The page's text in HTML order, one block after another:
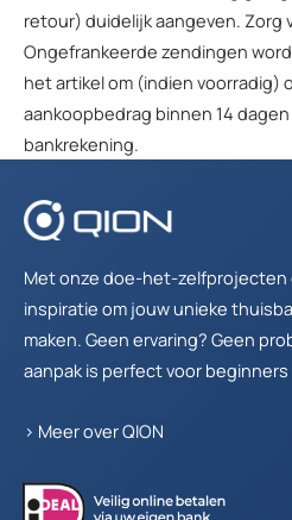
retour) duidelijk aangeven. Zorg
Ongefrankeerde zendingen
het artikel om (indien voorradig)
aankoopbedrag binnen 14
bankrekening.
Met onze doe-het-zelfprojecten
inspiratie om jouw unieke
maken. Geen ervaring? Geen
aanpak is perfect voor
> Meer over QION